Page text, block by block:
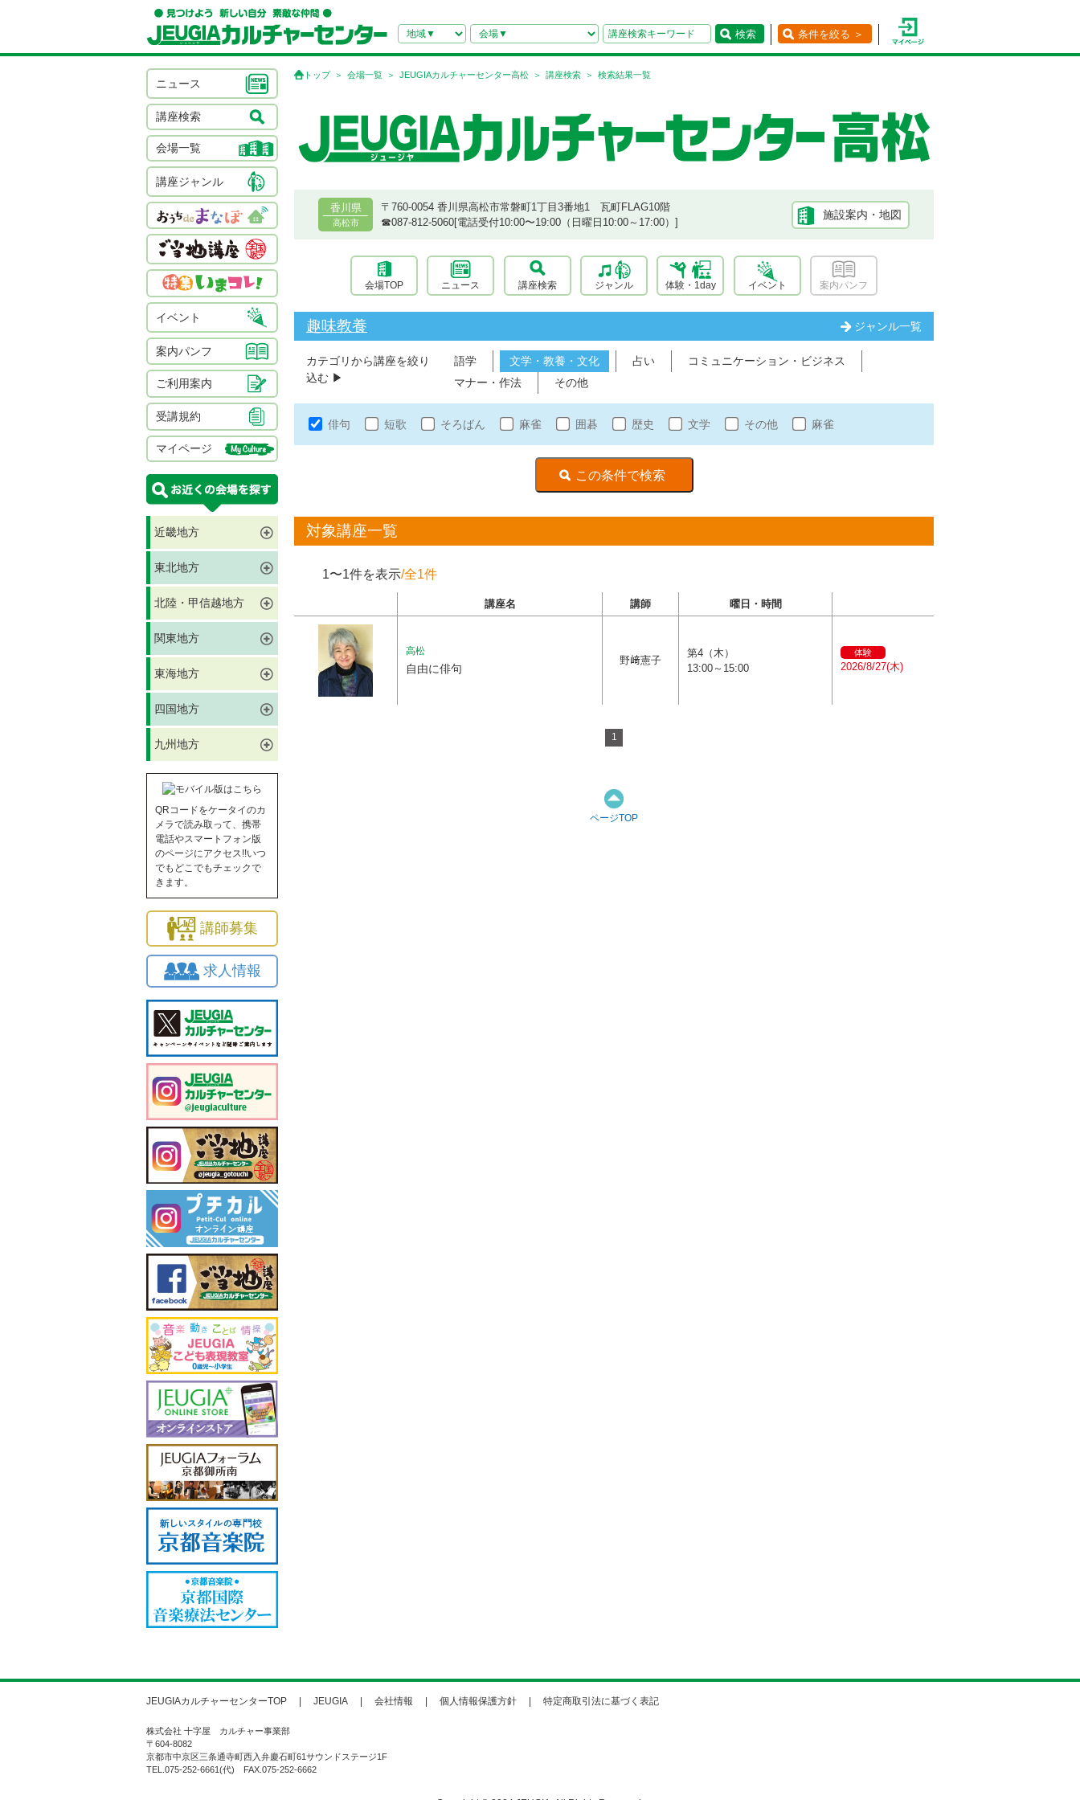
検索 条件を絞る ＞
ニュース
講座検索
会場一覧
講座ジャンル
イベント
案内パンフ
ご利用案内
受講規約
マイページ
近畿地方
東北地方
北陸・甲信越地方
関東地方
東海地方
四国地方
九州地方
QRコードをケータイのカ
メラで読み取って、携帯
電話やスマートフォン版
のページにアクセス!!いつ
でもどこでもチェックで
きます。
講師募集
求人情報
トップ 会場一覧 JEUGIAカルチャーセンター高松 講座検索 検索結果一覧
香川県
高松市
〒760-0054 香川県高松市常磐町1丁目3番地1 瓦町FLAG10階
☎︎087-812-5060[電話受付10:00〜19:00（日曜日10:00～17:00）]
施設案内・地図
会場TOP ニュース 講座検索 ジャンル 体験・1day イベント 案内パンフ
趣味教養 ジャンル一覧
カテゴリから講座を絞り
込む ▶︎
語学 文学・教養・文化 占い
コミュニケーション・ビジネス
マナー・作法
その他
俳句 短歌 そろばん 麻雀 囲碁 歴史 文学 その他 麻雀
対象講座一覧
1〜1件を表示/全1件
講座名 講師 曜日・時間
高松
自由に俳句
野﨑憲子
第4（木）
13:00～15:00
体験
2026/8/27(木)
1
ページTOP
JEUGIAカルチャーセンターTOP JEUGIA 会社情報 個人情報保護方針 特定商取引法に基づく表記
株式会社 十字屋 カルチャー事業部
〒604-8082
京都市中京区三条通寺町西入弁慶石町61サウンドステージ1F
TEL.075-252-6661(代) FAX.075-252-6662